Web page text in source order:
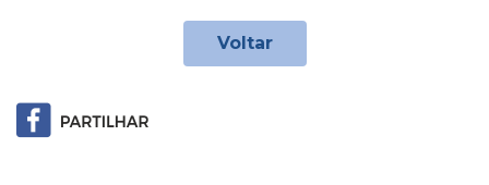
Voltar